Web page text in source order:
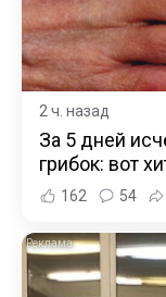
2 ч. назад
За 5 дней
грибок: вот
162 54